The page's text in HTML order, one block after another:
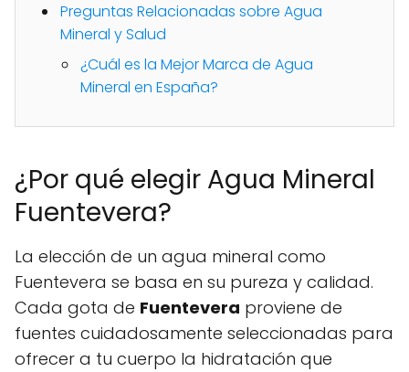
Preguntas Relacionadas sobre Agua
Mineral y Salud
¿Cuál es la Mejor Marca de Agua
Mineral en España?
¿Por qué elegir Agua Mineral
Fuentevera?
La elección de un agua mineral como
Fuentevera se basa en su pureza y calidad.
Cada gota de Fuentevera proviene de
fuentes cuidadosamente seleccionadas para
ofrecer a tu cuerpo la hidratación que